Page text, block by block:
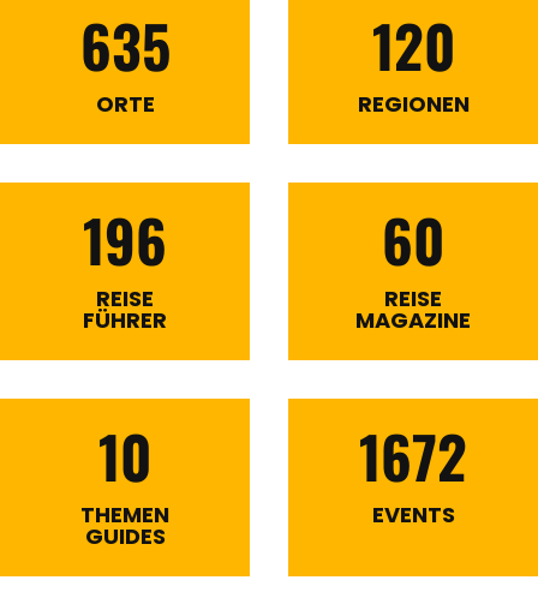
635
ORTE
120
REGIONEN
196
REISE
FÜHRER
60
REISE
MAGAZINE
10
THEMEN
GUIDES
1672
EVENTS